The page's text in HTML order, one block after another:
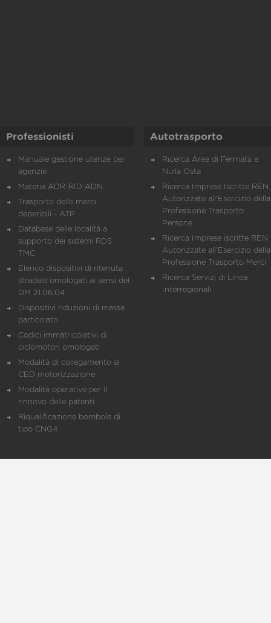
Professionisti
Manuale gestione utenze per
agenzie
Materia ADR-RID-ADN
Trasporto delle merci
deperibili - ATP
Database delle località a
supporto dei sistemi RDS
TMC
Elenco dispositivi di ritenuta
stradale omologati ai sensi del
DM 21.06.04
Dispositivi riduzioni di massa
particolato
Codici immatricolativi di
ciclomotori omologati
Modalità di collegamento al
CED motorizzazione
Modalità operative per il
rinnovo delle patenti
Riqualificazione bombole di
tipo CNG4
Autotrasporto
Ricerca Aree di Fermata e
Nulla Osta
Ricerca Imprese Iscritte REN
Autorizzate all'Esercizio della
Professione Trasporto
Persone
Ricerca Imprese iscritte REN
Autorizzate all'Esercizio della
Professione Trasporto Merci
Ricerca Servizi di Linea
Interregionali